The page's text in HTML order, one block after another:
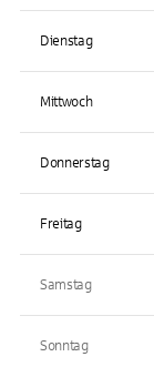
Dienstag
Mittwoch
Donnerstag
Freitag
Samstag
Sonntag